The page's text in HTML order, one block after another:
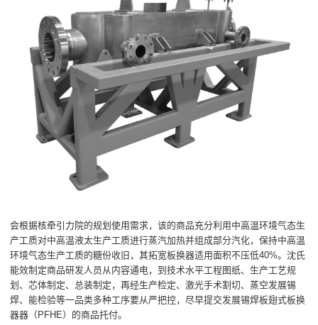
会根据核牵引力院的规划使用需求，该的商品充分利用中高温环境气态生
产工质对中高温液太生产工质进行蒸汽加热并组成部分汽化，保持中高温
环境气态生产工质的糖份收旧，其拓宽板换器适用面积不压低40%。沈氏
能效制定商品研发人员从内容通电，到技术水平工程图纸、生产工艺规
划、芯体制定、总装制定，再经生产检定、激光手术割切、蒸空发展锡
焊、能检验等一品类多种工序要从严把控，尽早提交发展锡焊板翅式板换
器器（PFHE）的商品托付。